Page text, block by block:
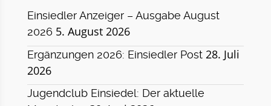
Einsiedler Anzeiger – Ausgabe August
2026 5. August 2026
Ergänzungen 2026: Einsiedler Post 28. Juli
2026
Jugendclub Einsiedel: Der aktuelle